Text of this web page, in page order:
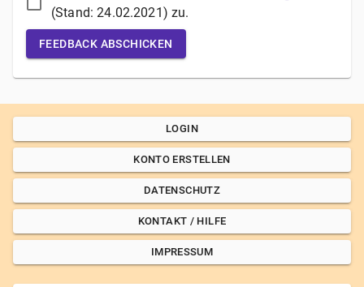
(Stand:24.02.2021) zu.
FEEDBACK ABSCHICKEN
LOGIN
KONTO ERSTELLEN
DATENSCHUTZ
KONTAKT / HILFE
IMPRESSUM